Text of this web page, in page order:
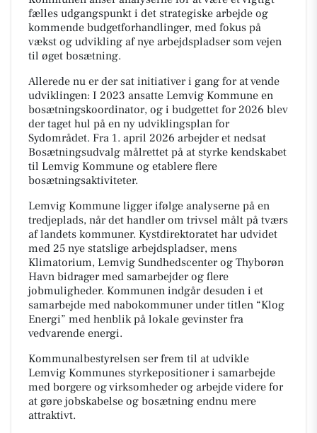
fælles udgangspunkt i det strategiske arbejde og
kommende budgetforhandlinger, med fokus på
vækst og udvikling af nye arbejdspladser som vejen
til øget bosætning.
Allerede nu er der sat initiativer i gang for at vende
udviklingen: I 2023 ansatte Lemvig Kommune en
bosætningskoordinator, og i budgettet for 2026 blev
der taget hul på en ny udviklingsplan for
Sydområdet. Fra 1. april 2026 arbejder et nedsat
Bosætningsudvalg målrettet på at styrke kendskabet
til Lemvig Kommune og etablere flere
bosætningsaktiviteter.
Lemvig Kommune ligger ifølge analyserne på en
tredjeplads, når det handler om trivsel målt på tværs
af landets kommuner. Kystdirektoratet har udvidet
med 25 nye statslige arbejdspladser, mens
Klimatorium, Lemvig Sundhedscenter og Thyborøn
Havn bidrager med samarbejder og flere
jobmuligheder. Kommunen indgår desuden i et
samarbejde med nabokommuner under titlen “Klog
Energi” med henblik på lokale gevinster fra
vedvarende energi.
Kommunalbestyrelsen ser frem til at udvikle
Lemvig Kommunes styrkepositioner i samarbejde
med borgere og virksomheder og arbejde videre for
at gøre jobskabelse og bosætning endnu mere
attraktivt.